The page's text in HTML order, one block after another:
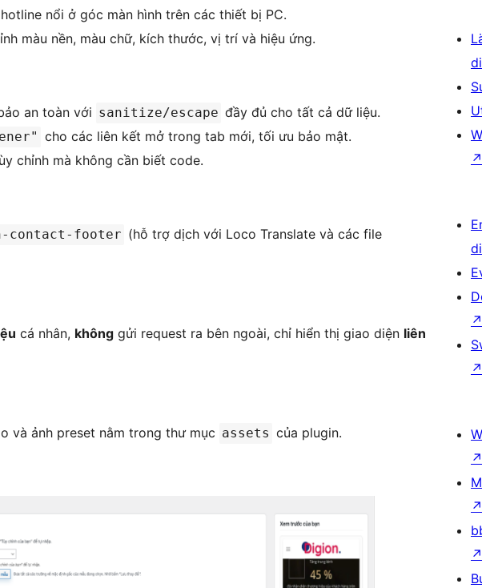
nổi ở góc màn hình trên các thiết bị PC.
màu nền, màu chữ, kích thước, vị trí và hiệu ứng.
an toàn với sanitize/escape đầy đủ cho tất cả dữ liệu.
cho các liên kết mở trong tab mới, tối ưu bảo mật.
chỉnh mà không cần biết code.
contact-footer (hỗ trợ dịch với Loco Translate và các file
cá nhân, không gửi request ra bên ngoài, chỉ hiển thị giao diện liên
và ảnh preset nằm trong thư mục assets của plugin.
↗
↗
↗
↗
↗
↗